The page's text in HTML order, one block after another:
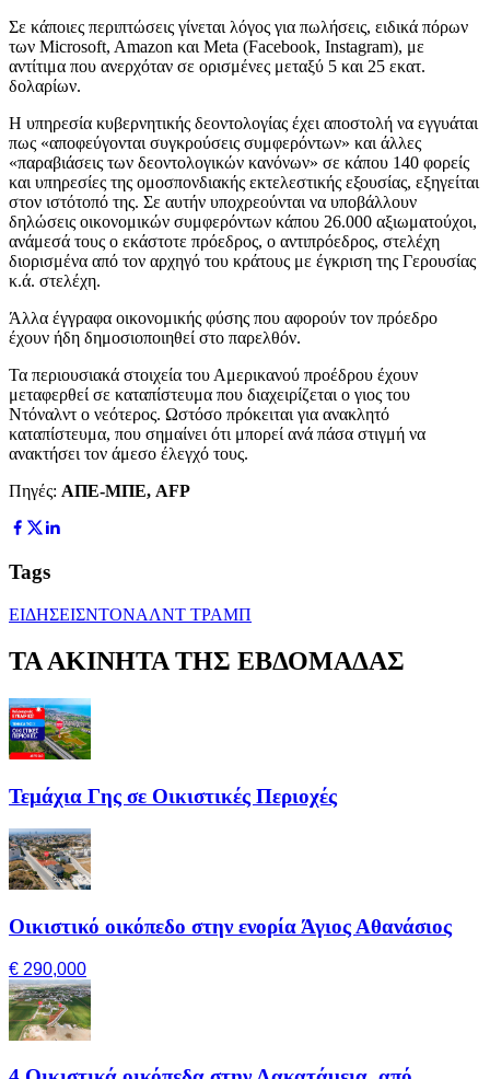
Σε κάποιες περιπτώσεις γίνεται λόγος για πωλήσεις, ειδικά πόρων
των Microsoft, Amazon και Meta (Facebook, Instagram), με
αντίτιμα που ανερχόταν σε ορισμένες μεταξύ 5 και 25 εκατ.
δολαρίων.
Η υπηρεσία κυβερνητικής δεοντολογίας έχει αποστολή να εγγυάται
πως «αποφεύγονται συγκρούσεις συμφερόντων» και άλλες
«παραβιάσεις των δεοντολογικών κανόνων» σε κάπου 140 φορείς
και υπηρεσίες της ομοσπονδιακής εκτελεστικής εξουσίας, εξηγείται
στον ιστότοπό της. Σε αυτήν υποχρεούνται να υποβάλλουν
δηλώσεις οικονομικών συμφερόντων κάπου 26.000 αξιωματούχοι,
ανάμεσά τους ο εκάστοτε πρόεδρος, ο αντιπρόεδρος, στελέχη
διορισμένα από τον αρχηγό του κράτους με έγκριση της Γερουσίας
κ.ά. στελέχη.
Άλλα έγγραφα οικονομικής φύσης που αφορούν τον πρόεδρο
έχουν ήδη δημοσιοποιηθεί στο παρελθόν.
Τα περιουσιακά στοιχεία του Αμερικανού προέδρου έχουν
μεταφερθεί σε καταπίστευμα που διαχειρίζεται ο γιος του
Ντόναλντ ο νεότερος. Ωστόσο πρόκειται για ανακλητό
καταπίστευμα, που σημαίνει ότι μπορεί ανά πάσα στιγμή να
ανακτήσει τον άμεσο έλεγχό τους.
Πηγές: ΑΠΕ-ΜΠΕ, AFP
Tags
ΕΙΔΗΣΕΙΣΝΤΟΝΑΛΝΤ ΤΡΑΜΠ
ΤΑ ΑΚΙΝΗΤΑ ΤΗΣ ΕΒΔΟΜΑΔΑΣ
Τεμάχια Γης σε Οικιστικές Περιοχές
Οικιστικό οικόπεδο στην ενορία Άγιος Αθανάσιος
€ 290,000